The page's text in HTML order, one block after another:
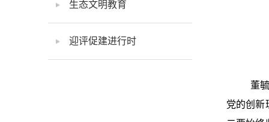
生态文明教育
迎评促建进行时
董
党的创新